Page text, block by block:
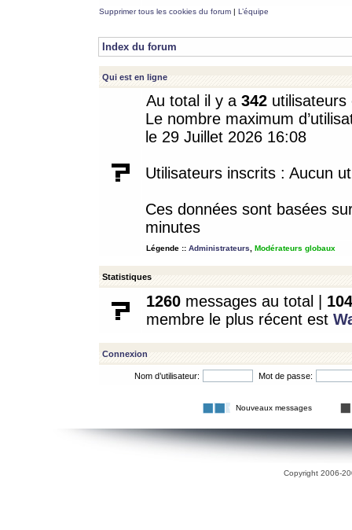
Supprimer tous les cookies du forum | L’équipe
Index du forum
Qui est en ligne
Au total il y a 342
Le nombre maximum
le 29 Juillet 2026 16:08
Utilisateurs inscrits : Aucun
Ces données sont basées
minutes
Légende :: Administrateurs Modérateurs globaux
Statistiques
1260 messages au total | 104
membre le plus récent est
Connexion
Nom d’utilisateur: Mot de passe:
Nouveaux messages
Copyright 2006-